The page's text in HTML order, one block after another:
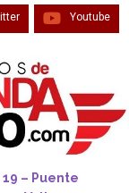
Youtube
Puente